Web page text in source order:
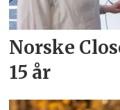
Norske
15 år